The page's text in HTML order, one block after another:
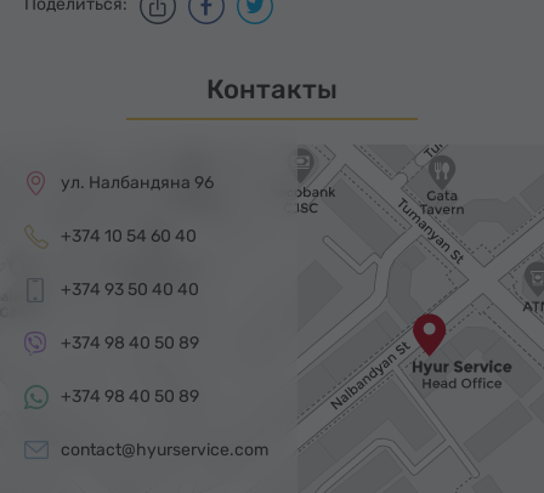
Контакты
ул. Налбандяна 96
+374 10 54 60 40
+374 93 50 40 40
+374 98 40 50 89
+374 98 40 50 89
contact@hyurservice.com